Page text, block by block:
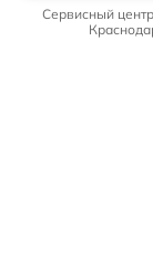
Сервисный